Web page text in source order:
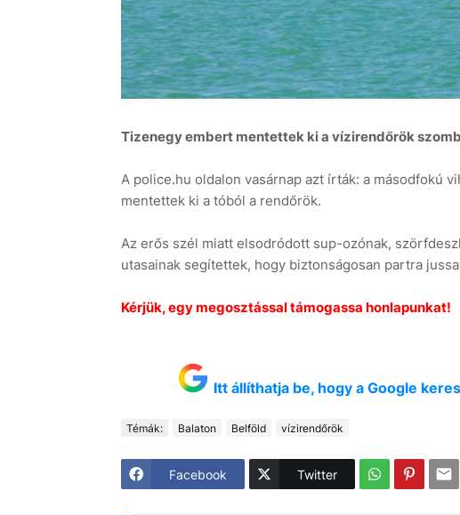
Tizenegy embert mentettek ki a vízirendőrök
A police.hu oldalon vasárnap azt írták: a másodfokú
mentettek ki a tóból a rendőrök.
Az erős szél miatt elsodródott sup-ozónak,
utasainak segítettek, hogy biztonságosan partra
Kérjük, egy megosztással támogassa honlapunkat!
Itt állíthatja be, hogy a Google
Témák: Balaton Belföld vízirendőrök
Facebook Twitter